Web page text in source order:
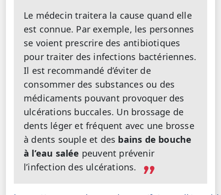
Le médecin traitera la cause quand elle
est connue. Par exemple, les personnes
se voient prescrire des antibiotiques
pour traiter des infections bactériennes.
Il est recommandé d’éviter de
consommer des substances ou des
médicaments pouvant provoquer des
ulcérations buccales. Un brossage de
dents léger et fréquent avec une brosse
à dents souple et des bains de bouche
à l’eau salée peuvent prévenir
l’infection des ulcérations.